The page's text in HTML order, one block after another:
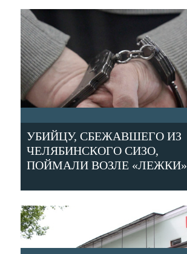
УБИЙЦУ, СБЕЖАВШЕГО ИЗ
ЧЕЛЯБИНСКОГО СИЗО,
ПОЙМАЛИ ВОЗЛЕ «ЛЕЖКИ»